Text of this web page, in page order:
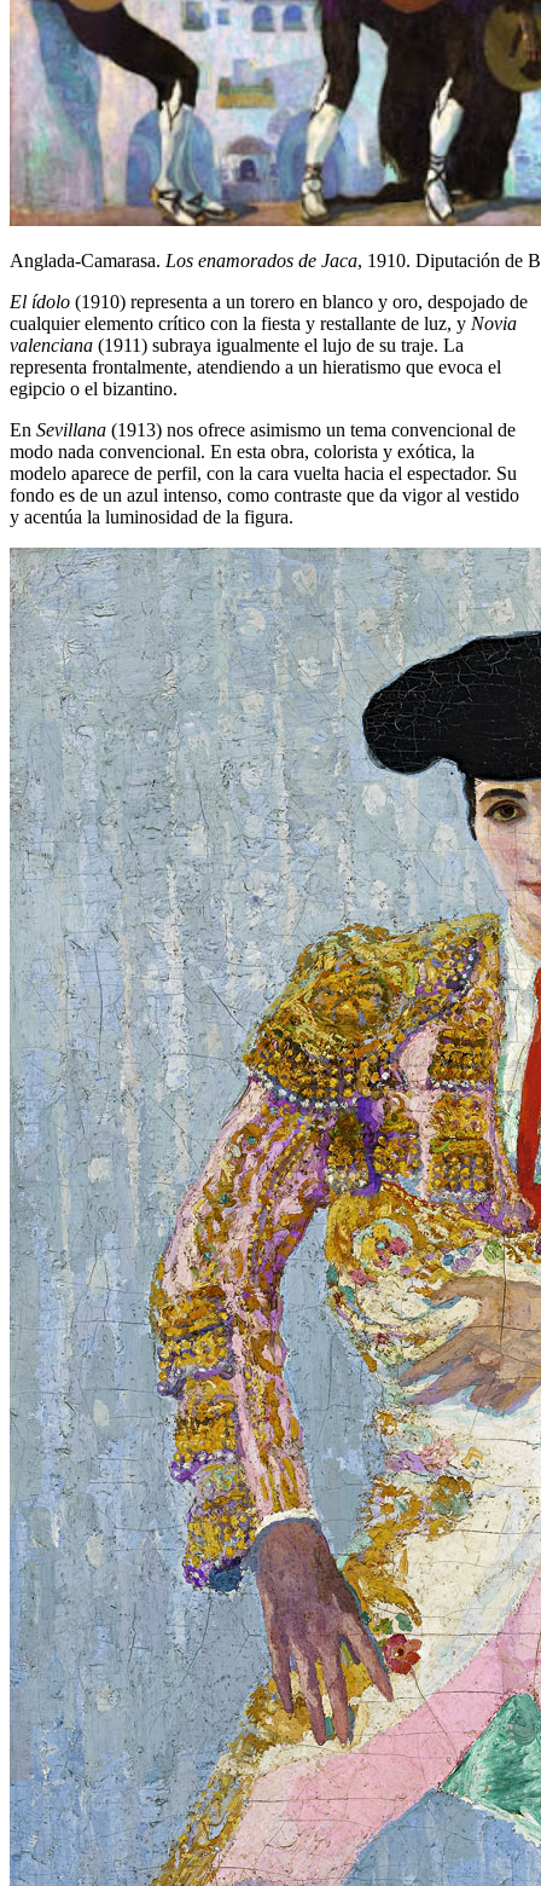
Anglada-Camarasa. Los enamorados de Jaca, 1910. Diputación de
El ídolo (1910) representa a un torero en blanco y oro, despojado de
cualquier elemento crítico con la fiesta y restallante de luz, y Novia
valenciana (1911) subraya igualmente el lujo de su traje. La
representa frontalmente, atendiendo a un hieratismo que evoca el
egipcio o el bizantino.
En Sevillana (1913) nos ofrece asimismo un tema convencional de
modo nada convencional. En esta obra, colorista y exótica, la
modelo aparece de perfil, con la cara vuelta hacia el espectador. Su
fondo es de un azul intenso, como contraste que da vigor al vestido
y acentúa la luminosidad de la figura.